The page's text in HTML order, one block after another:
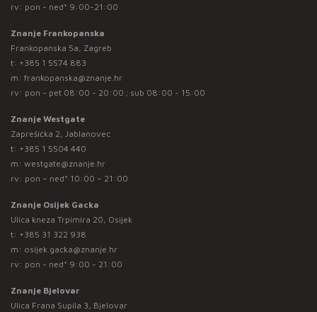
rv: pon - ned* 9:00-21:00
Znanje Frankopanska
Frankopanska 5a, Zagreb
t: +385 1 5574 883
m: frankopanska@znanje.hr
rv: pon - pet 08:00 - 20:00 ; sub 08:00 - 15:00
Znanje Westgate
Zaprešićka 2, Jablanovec
t: +385 1 5504 440
m: westgate@znanje.hr
rv: pon – ned* 10:00 – 21:00
Znanje Osijek Gacka
Ulica kneza Trpimira 20, Osijek
t: +385 31 322 938
m: osijek.gacka@znanje.hr
rv: pon - ned* 9:00 - 21:00
Znanje Bjelovar
Ulica Frana Supila 3, Bjelovar